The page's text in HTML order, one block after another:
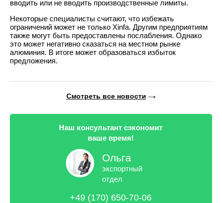
вводить или не вводить производственные лимиты.
Некоторые специалисты считают, что избежать
ограничений может не только Xinfa. Другим предприятиям
также могут быть предоставлены послабления. Однако
это может негативно сказаться на местном рынке
алюминия. В итоге может образоваться избыток
предложения.
Смотреть все новости
Наш консультант сэкономит
ваше время!
Ольга
экспортный
отдел
+49 (170) 650-70-06